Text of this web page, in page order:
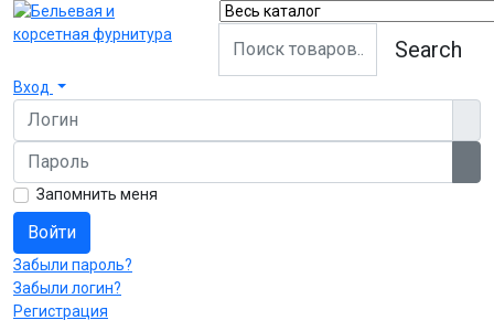
Search
Вход
Логин
Пароль
Запомнить меня
Войти
Забыли пароль?
Забыли логин?
Регистрация